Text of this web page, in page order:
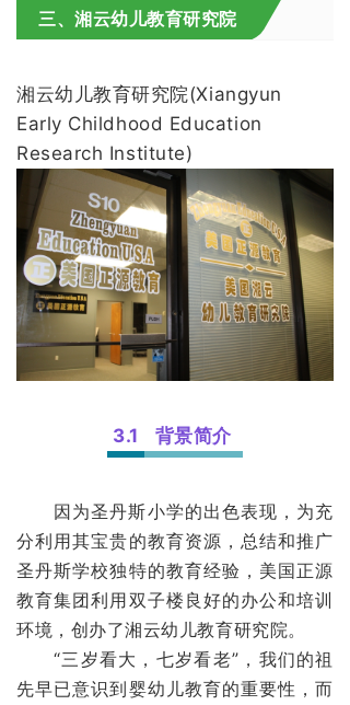
三、湘云幼儿教育研究院
湘云幼儿教育研究院(Xiangyun
Early Childhood Education
Research Institute)
3.1 背景简介
因为圣丹斯小学的出色表现，为充
分利用其宝贵的教育资源，总结和推广
圣丹斯学校独特的教育经验，美国正源
教育集团利用双子楼良好的办公和培训
环境，创办了湘云幼儿教育研究院。
“三岁看大，七岁看老”，我们的祖
先早已意识到婴幼儿教育的重要性，而